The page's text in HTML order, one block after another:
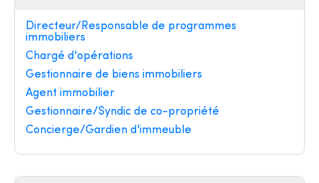
Directeur/Responsable de programmes
immobiliers
Chargé d'opérations
Gestionnaire de biens immobiliers
Agent immobilier
Gestionnaire/Syndic de co-propriété
Concierge/Gardien d'immeuble